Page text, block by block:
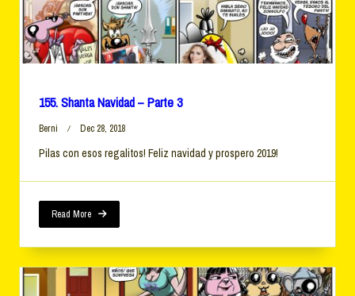
155. Shanta Navidad – Parte 3
Berni Dec 28, 2018
Pilas con esos regalitos! Feliz navidad y prospero 2019!
Read More